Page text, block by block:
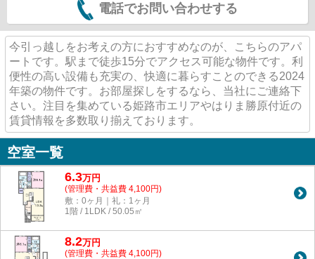
電話でお問い合わせする
今引っ越しをお考えの方におすすめなのが、こちらのアパ
ートです。駅まで徒歩15分でアクセス可能な物件です。利
便性の高い設備も充実の、快適に暮らすことのできる2024
年築の物件です。お部屋探しをするなら、当社にご連絡下
さい。注目を集めている姫路市エリアやはりま勝原付近の
賃貸情報を多数取り揃えております。
空室一覧
6.3万円
(管理費・共益費 4,100円)
敷：0ヶ月｜礼：1ヶ月
1階 / 1LDK / 50.05㎡
8.2万円
(管理費・共益費 4,100円)